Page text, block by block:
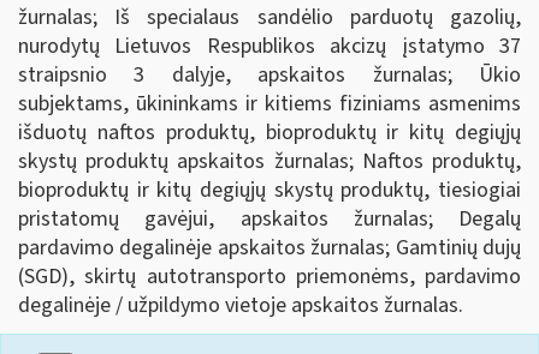
žurnalas; Iš specialaus sandėlio parduotų gazolių,
nurodytų Lietuvos Respublikos akcizų įstatymo 37
straipsnio 3 dalyje, apskaitos žurnalas; Ūkio
subjektams, ūkininkams ir kitiems fiziniams asmenims
išduotų naftos produktų, bioproduktų ir kitų degiųjų
skystų produktų apskaitos žurnalas; Naftos produktų,
bioproduktų ir kitų degiųjų skystų produktų, tiesiogiai
pristatomų gavėjui, apskaitos žurnalas; Degalų
pardavimo degalinėje apskaitos žurnalas; Gamtinių dujų
(SGD), skirtų autotransporto priemonėms, pardavimo
degalinėje / užpildymo vietoje apskaitos žurnalas.